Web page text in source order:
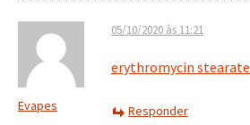
Evapes
05/10/2020 às 11:21
erythromycin stearate
Responder